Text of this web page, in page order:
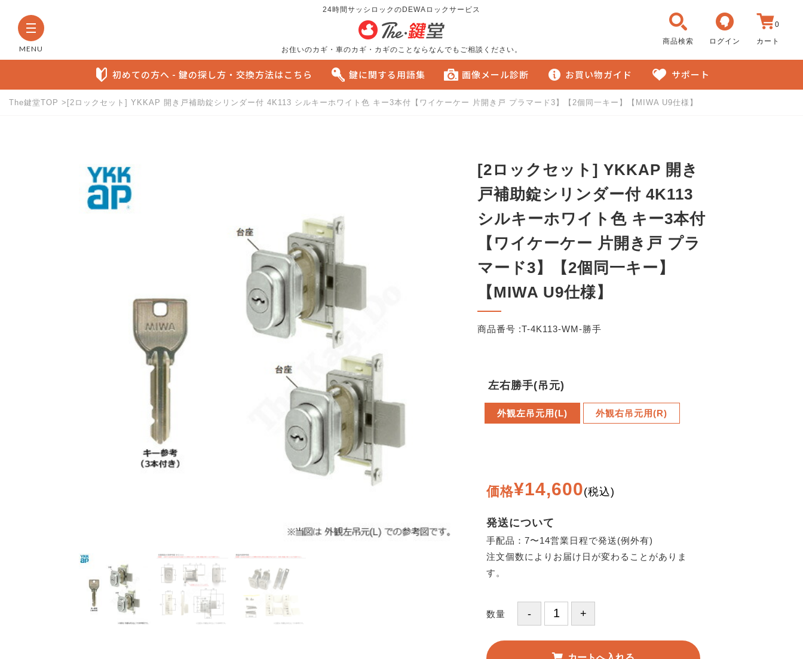
MENU
24時間サッシロックのDEWAロックサービス
お住いのカギ・車のカギ・カギのことならなんでもご相談ください。
商品検索 ログイン
0
カート
初めての方へ - 鍵の探し方・交換方法はこちら 鍵に関する用語集 画像メール診断 お買い物ガイド サポート
The鍵堂TOP [2ロックセット] YKKAP 開き戸補助錠シリンダー付 4K113 シルキーホワイト色 キー3本付【ワイケーケー 片開き戸 プラマード3】【2個同一キー】【MIWA U9仕様】
[2ロックセット] YKKAP 開き
戸補助錠シリンダー付 4K113
シルキーホワイト色 キー3本付
【ワイケーケー 片開き戸 プラ
マード3】【2個同一キー】
【MIWA U9仕様】
商品番号 :T-4K113-WM-勝手
左右勝手(吊元)
外観左吊元用(L) 外観右吊元用(R)
価格¥14,600(税込)
発送について
手配品：7〜14営業日程で発送(例外有)
注文個数によりお届け日が変わることがありま
す。
数量